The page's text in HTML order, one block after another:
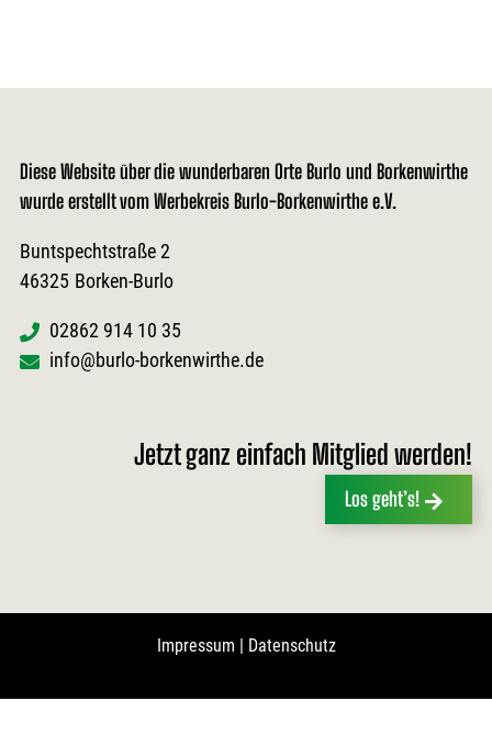
Diese Website über die wunderbaren Orte Burlo und Borkenwirthe
wurde erstellt vom Werbekreis Burlo-Borkenwirthe e.V.
Buntspechtstraße 2
46325 Borken-Burlo
02862 914 10 35
info@burlo-borkenwirthe.de
Jetzt ganz einfach Mitglied werden!
Los geht’s!
Impressum | Datenschutz